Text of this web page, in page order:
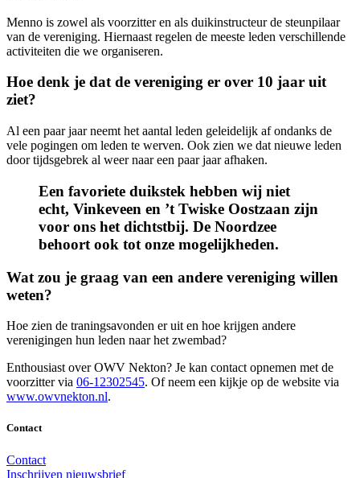
Menno is zowel als voorzitter en als duikinstructeur de steunpilaar
van de vereniging. Hiernaast regelen de meeste leden verschillende
activiteiten die we organiseren.
Hoe denk je dat de vereniging er over 10 jaar uit
ziet?
Al een paar jaar neemt het aantal leden geleidelijk af ondanks de
vele pogingen om leden te werven. Ook zien we dat nieuwe leden
door tijdsgebrek al weer naar een paar jaar afhaken.
Een favoriete duikstek hebben wij niet
echt, Vinkeveen en ’t Twiske Oostzaan zijn
voor ons het dichtstbij. De Noordzee
behoort ook tot onze mogelijkheden.
Wat zou je graag van een andere vereniging willen
weten?
Hoe zien de traningsavonden er uit en hoe krijgen andere
verenigingen hun leden naar het zwembad?
Enthousiast over OWV Nekton? Je kan contact opnemen met de
voorzitter via 06-12302545. Of neem een kijkje op de website via
www.owvnekton.nl.
Contact
Contact
Inschrijven nieuwsbrief